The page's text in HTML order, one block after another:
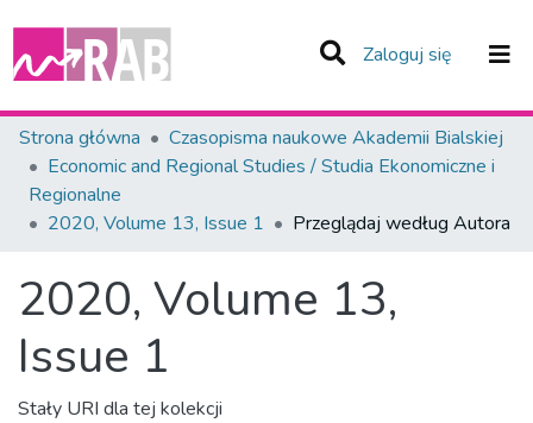
Zaloguj się (current)
Zespoły i Kolekcje
Całe Repozytorium
Strona główna
Czasopisma naukowe Akademii Bialskiej
Economic and Regional Studies / Studia Ekonomiczne i
Regionalne
2020, Volume 13, Issue 1
Przeglądaj według Autora
2020, Volume 13,
Issue 1
Stały URI dla tej kolekcji